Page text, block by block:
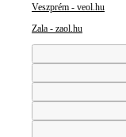
Veszprém - veol.hu
Zala - zaol.hu